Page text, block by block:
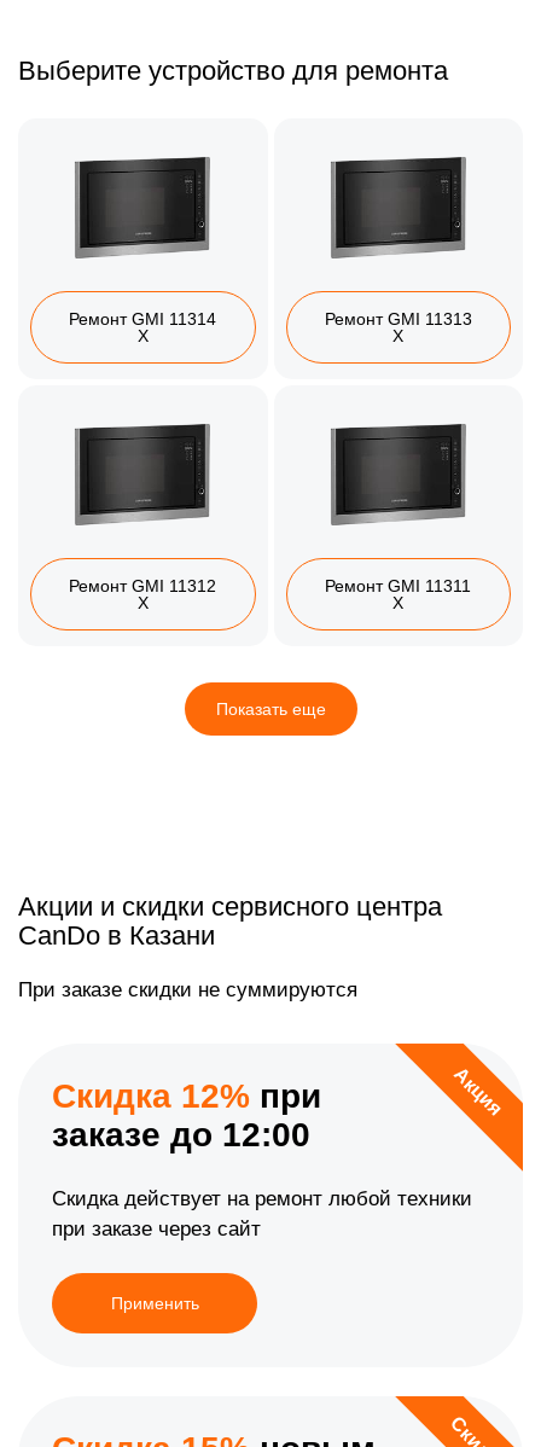
Выберите устройство для ремонта
Ремонт GMI 11314
X
Ремонт GMI 11313
X
Ремонт GMI 11312
X
Ремонт GMI 11311
X
Показать еще
Акции и скидки сервисного центра
CanDo в Казани
При заказе скидки не суммируются
Акция
Скидка 12% при
заказе до 12:00
Скидка действует на ремонт любой техники
при заказе через сайт
Применить